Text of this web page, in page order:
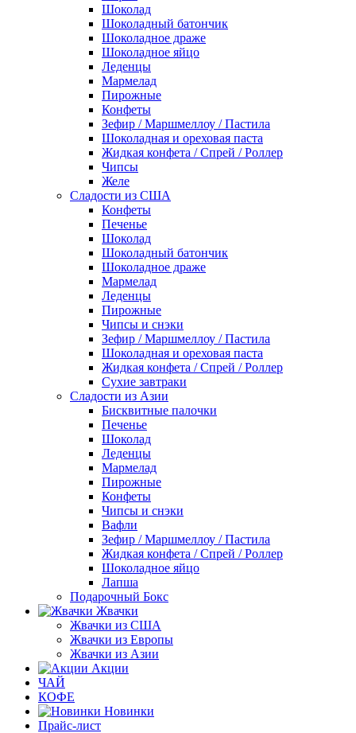
Шоколад
Шоколадный батончик
Шоколадное драже
Шоколадное яйцо
Леденцы
Мармелад
Пирожные
Конфеты
Зефир / Маршмеллоу / Пастила
Шоколадная и ореховая паста
Жидкая конфета / Спрей / Роллер
Чипсы
Желе
Сладости из США
Конфеты
Печенье
Шоколад
Шоколадный батончик
Шоколадное драже
Мармелад
Леденцы
Пирожные
Чипсы и снэки
Зефир / Маршмеллоу / Пастила
Шоколадная и ореховая паста
Жидкая конфета / Спрей / Роллер
Сухие завтраки
Сладости из Азии
Бисквитные палочки
Печенье
Шоколад
Леденцы
Мармелад
Пирожные
Конфеты
Чипсы и снэки
Вафли
Зефир / Маршмеллоу / Пастила
Жидкая конфета / Спрей / Роллер
Шоколадное яйцо
Лапша
Подарочный Бокс
Жвачки
Жвачки из США
Жвачки из Европы
Жвачки из Азии
Акции
ЧАЙ
КОФЕ
Новинки
Прайс-лист